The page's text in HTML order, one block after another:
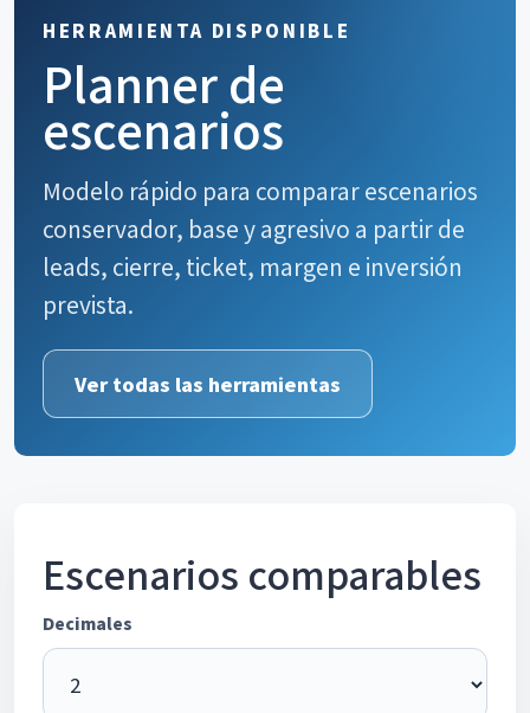
HERRAMIENTA DISPONIBLE
Planner de
escenarios
Modelo rápido para comparar escenarios
conservador, base y agresivo a partir de
leads, cierre, ticket, margen e inversión
prevista.
Ver todas las herramientas
Escenarios comparables
Decimales